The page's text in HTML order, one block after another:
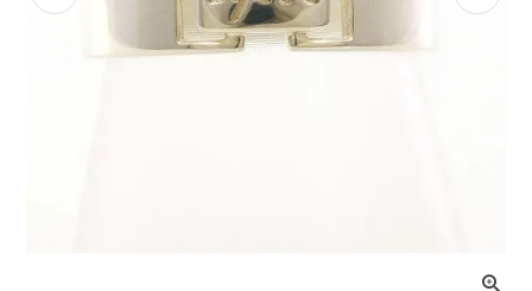
Previous Next